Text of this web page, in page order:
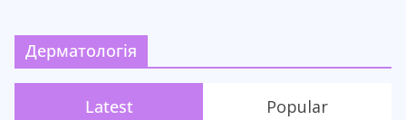
Дерматологія
Latest Popular